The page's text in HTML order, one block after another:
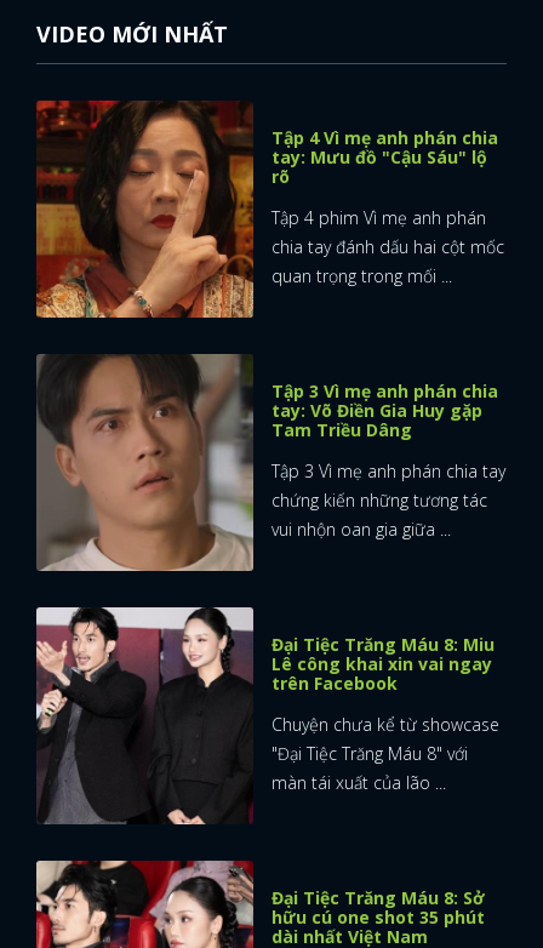
VIDEO MỚI NHẤT
Tập 4 Vì mẹ anh phán chia
tay: Mưu đồ "Cậu Sáu" lộ
rõ
Tập 4 phim Vì mẹ anh phán
chia tay đánh dấu hai cột mốc
quan trọng trong mối ...
Tập 3 Vì mẹ anh phán chia
tay: Võ Điền Gia Huy gặp
Tam Triều Dâng
Tập 3 Vì mẹ anh phán chia tay
chứng kiến những tương tác
vui nhộn oan gia giữa ...
Đại Tiệc Trăng Máu 8: Miu
Lê công khai xin vai ngay
trên Facebook
Chuyện chưa kể từ showcase
"Đại Tiệc Trăng Máu 8" với
màn tái xuất của lão ...
Đại Tiệc Trăng Máu 8: Sở
hữu cú one shot 35 phút
dài nhất Việt Nam